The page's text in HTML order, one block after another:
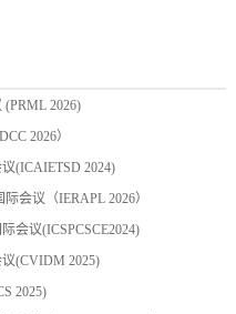
2026)
2026）
(ICAIETSD 2024)
会议（IERAPL 2026）
会议(ICSPCSCE2024)
(CVIDM 2025)
2025)